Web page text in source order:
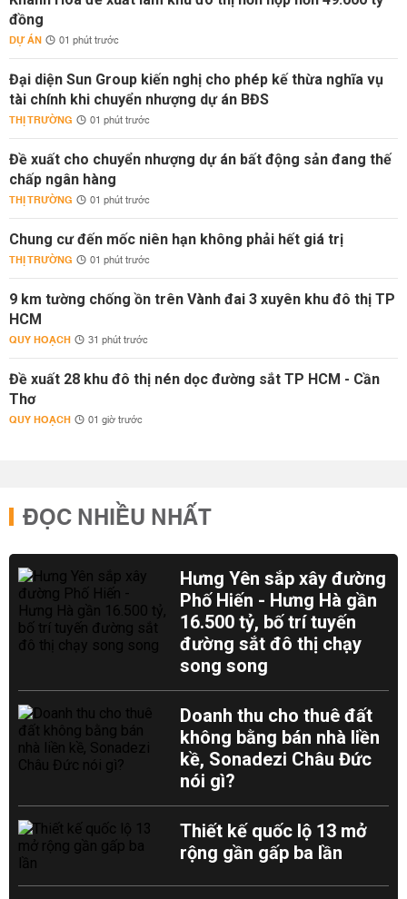
đồng
DỰ ÁN 01 phút trước
Đại diện Sun Group kiến nghị cho phép kế thừa nghĩa vụ
tài chính khi chuyển nhượng dự án BĐS
THỊ TRƯỜNG 01 phút trước
Đề xuất cho chuyển nhượng dự án bất động sản đang thế
chấp ngân hàng
THỊ TRƯỜNG 01 phút trước
Chung cư đến mốc niên hạn không phải hết giá trị
THỊ TRƯỜNG 01 phút trước
9 km tường chống ồn trên Vành đai 3 xuyên khu đô thị TP
HCM
QUY HOẠCH 31 phút trước
Đề xuất 28 khu đô thị nén dọc đường sắt TP HCM - Cần
Thơ
QUY HOẠCH 01 giờ trước
ĐỌC NHIỀU NHẤT
Hưng Yên sắp xây đường
Phố Hiến - Hưng Hà gần
16.500 tỷ, bố trí tuyến
đường sắt đô thị chạy
song song
Doanh thu cho thuê đất
không bằng bán nhà liền
kề, Sonadezi Châu Đức
nói gì?
Thiết kế quốc lộ 13 mở
rộng gần gấp ba lần